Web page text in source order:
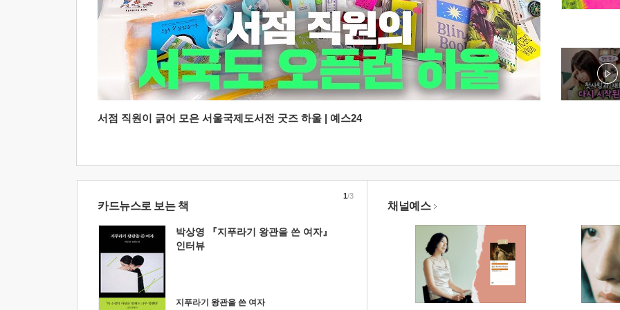
서점 직원이 긁어 모은 서울국제도서전 굿즈 하울 | 예스24
카드뉴스로 보는 책
박상영 『지푸라기 왕관을 쓴 여자』
인터뷰
지푸라기 왕관을 쓴 여자
1/3
채널예스